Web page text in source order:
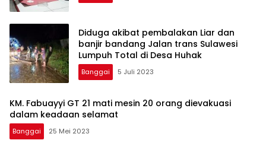
Diduga akibat pembalakan Liar dan
banjir bandang Jalan trans Sulawesi
Lumpuh Total di Desa Huhak
Banggai 5 Juli 2023
KM. Fabuayyi GT 21 mati mesin 20 orang dievakuasi
dalam keadaan selamat
Banggai 25 Mei 2023